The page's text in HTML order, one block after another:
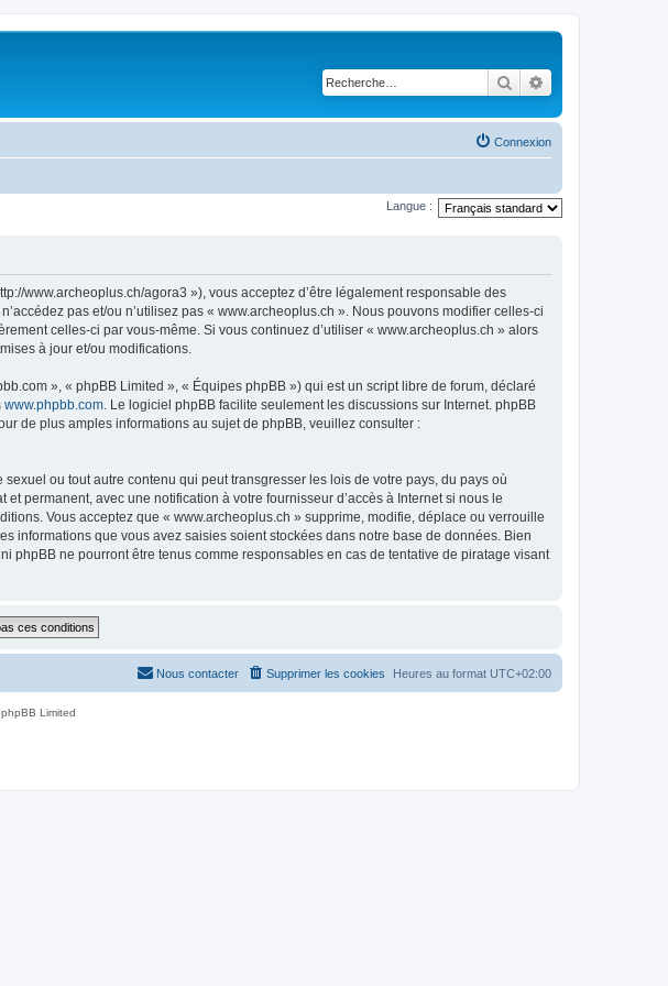
Rechercher
Connexion
Langue :
www.archeoplus.ch/agora3 »), vous acceptez d’être légalement responsable des
pas et/ou n’utilisez pas « www.archeoplus.ch ». Nous pouvons modifier celles-ci
celles-ci par vous-même. Si vous continuez d’utiliser « www.archeoplus.ch » alors
à jour et/ou modifications.
», « phpBB Limited », « Équipes phpBB ») qui est un script libre de forum, déclaré
www.phpbb.com. Le logiciel phpBB facilite seulement les discussions sur Internet. phpBB
de plus amples informations au sujet de phpBB, veuillez consulter :
ou tout autre contenu qui peut transgresser les lois de votre pays, du pays où
permanent, avec une notification à votre fournisseur d’accès à Internet si nous le
Vous acceptez que « www.archeoplus.ch » supprime, modifie, déplace ou verrouille
informations que vous avez saisies soient stockées dans notre base de données. Bien
phpBB ne pourront être tenus comme responsables en cas de tentative de piratage visant
Heures au format UTC+02:00
Supprimer les cookies
Nous contacter
Limited